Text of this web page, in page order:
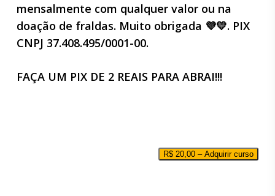
mensalmente com qualquer valor ou na
doação de fraldas. Muito obrigada 💜💛. PIX
CNPJ 37.408.495/0001-00.
FAÇA UM PIX DE 2 REAIS PARA ABRAI!!!
R$ 20,00 – Adquirir curso